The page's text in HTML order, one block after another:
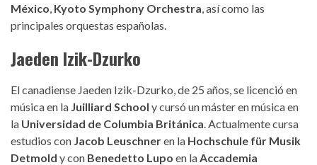
México, Kyoto Symphony Orchestra, así como las
principales orquestas españolas.
Jaeden Izik-Dzurko
El canadiense Jaeden Izik-Dzurko, de 25 años, se licenció en
música en la Juilliard School y cursó un máster en música en
la Universidad de Columbia Británica. Actualmente cursa
estudios con Jacob Leuschneren la Hochschule für Musik
Detmold y con Benedetto Lupo en laAccademia